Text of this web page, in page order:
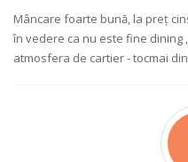
Mâncare foarte bună, la preț
în vedere ca nu este fine
atmosfera de cartier - tocmai